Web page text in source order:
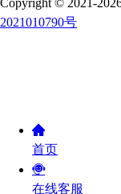
Copyright © 2021-
2021010790号
首页
在线客服